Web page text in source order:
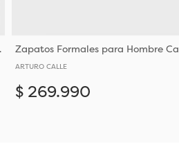
Entallados
ARTURO CALLE
$ 269.990